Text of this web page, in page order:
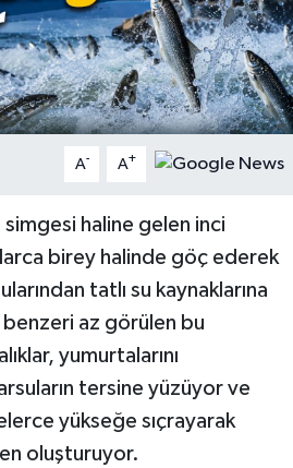
A- A+
simgesi haline gelen inci
birey halinde göç ederek
tatlı su kaynaklarına
az görülen bu
yumurtalarını
tersine yüzüyor ve
yükseğe sıçrayarak
oluşturuyor.